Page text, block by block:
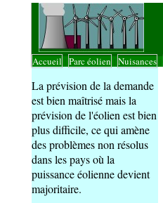
Accueil Parc éolien Nuisances
La prévision de la demande
est bien maîtrisé mais la
prévision de l'éolien est bien
plus difficile, ce qui amène
des problèmes non résolus
dans les pays où la
puissance éolienne devient
majoritaire.